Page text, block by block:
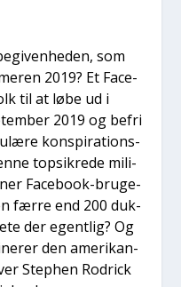
som
2019? Et Face­
til at løbe ud i
2019 og befri
kon­spira­tions­
top­sik­re­de mili­
Face­book-bru­ge­
fær­re end 200 duk­
der egent­lig? Og
den ame­ri­kan­
Step­hen Rod­ri­ck